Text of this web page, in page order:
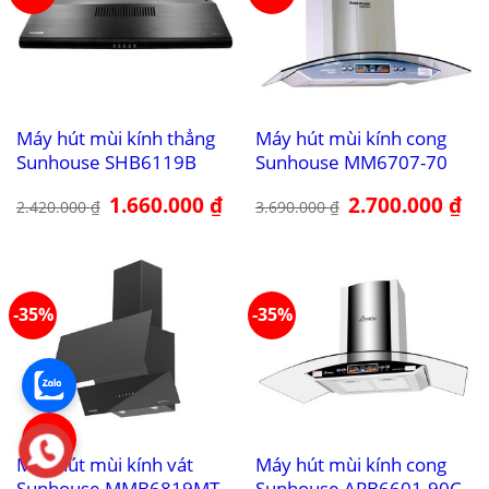
Máy hút mùi kính thẳng
Sunhouse SHB6119B
2.420.000₫ Giá
gốc
1.660.000₫Giá
hiện
Máy hút mùi kính cong
Sunhouse MM6707-70
3.690.000₫ Giá
gốc
2.700.000₫Giá
-35%
Máy hút mùi kính vát
-35%
Máy hút mùi kính cong